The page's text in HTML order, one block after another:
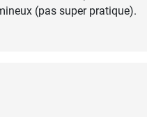
(pas super pratique).